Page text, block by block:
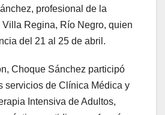
profesional de la
Regina, Río Negro, quien
del 21 al 25 de abril.
Choque Sánchez participó
servicios de Clínica Médica y
Intensiva de Adultos,